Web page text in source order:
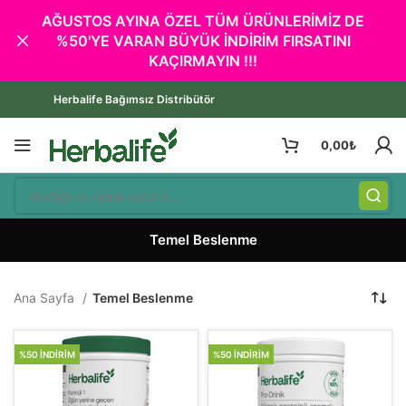
Herbalife Bağımsız Distribütör
0,00₺
Temel Beslenme
Ana Sayfa Temel Beslenme
%50 İNDIRIM %50 İNDIRIM
AĞUSTOS AYINA ÖZEL TÜM ÜRÜNLERİMİZ DE
%50'YE VARAN BÜYÜK İNDİRİM FIRSATINI
KAÇIRMAYIN !!!